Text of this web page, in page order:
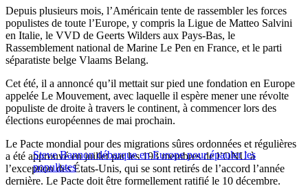
Depuis plusieurs mois, l’Américain tente de rassembler les forces
populistes de toute l’Europe, y compris la Ligue de Matteo Salvini
en Italie, le VVD de Geerts Wilders aux Pays-Bas, le
Rassemblement national de Marine Le Pen en France, et le parti
séparatiste belge Vlaams Belang.
Cet été, il a annoncé qu’il mettait sur pied une fondation en Europe
appelée Le Mouvement, avec laquelle il espère mener une révolte
populiste de droite à travers le continent, à commencer lors des
élections européennes de mai prochain.
Steve Bannon débarque en Europe pour épauler les
populistes
Le Pacte mondial pour des migrations sûres ordonnées et régulières
a été approuvé en juillet par les 193 membres de l’ONU à
l’exception des États-Unis, qui se sont retirés de l’accord l’année
dernière. Le Pacte doit être formellement ratifié le 10 décembre.